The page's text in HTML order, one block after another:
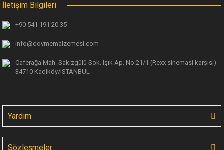
İletişim Bilgileri
+90 541 191 20 35
info@dovmemalzemesi.com
Caferağa Mah. Sakizgülü Sok. Işık Ap. No:21/1 (Rexx sinemasi karşısı)
34710 Kadiköy/ISTANBUL
Yardım
Sözleşmeler